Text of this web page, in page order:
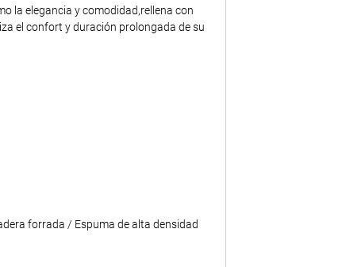
la elegancia y comodidad,rellena con
el confort y duración prolongada de su
forrada / Espuma de alta densidad